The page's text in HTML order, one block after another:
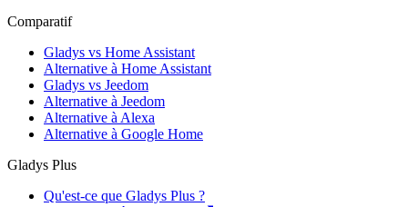
Comparatif
Gladys vs Home Assistant
Alternative à Home Assistant
Gladys vs Jeedom
Alternative à Jeedom
Alternative à Alexa
Alternative à Google Home
Gladys Plus
Qu'est-ce que Gladys Plus ?